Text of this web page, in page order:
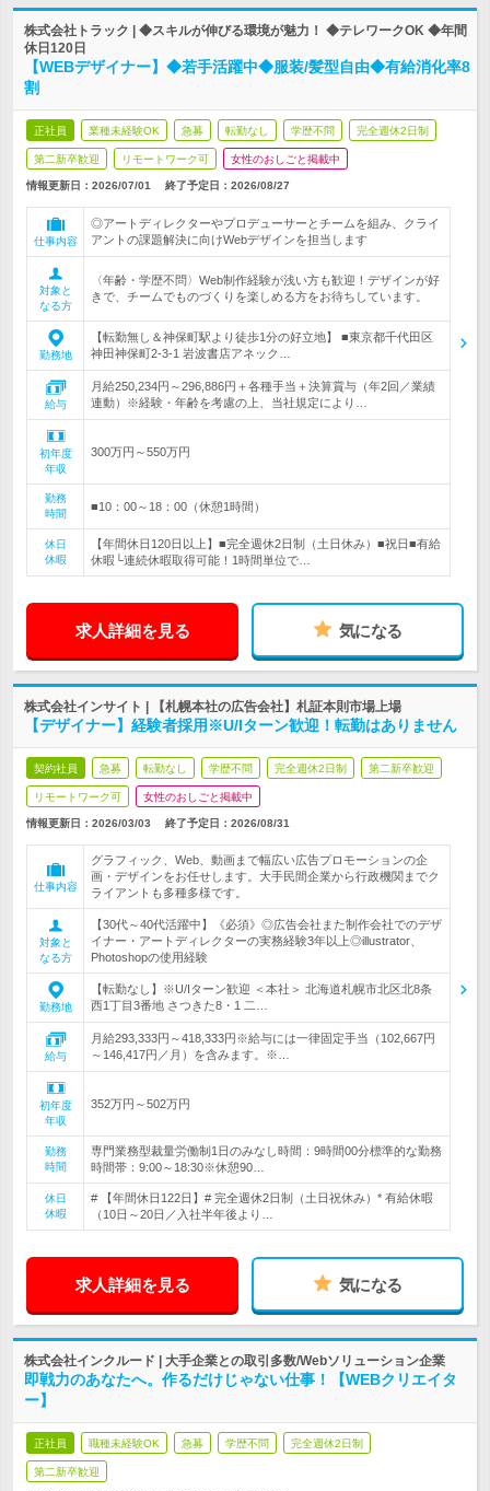
株式会社トラック | ◆スキルが伸びる環境が魅力！ ◆テレワークOK ◆年間
休日120日
【WEBデザイナー】◆若手活躍中◆服装/髪型自由◆有給消化率8
割
正社員 業種未経験OK 急募 転勤なし 学歴不問 完全週休2日制
第二新卒歓迎 リモートワーク可 女性のおしごと掲載中
情報更新日：2026/07/01 終了予定日： 2026/08/27
仕事内容
◎アートディレクターやプロデューサーとチームを組み、クライ
アントの課題解決に向けWebデザインを担当します
対象と
なる方
〈年齢・学歴不問〉Web制作経験が浅い方も歓迎！デザインが好
きで、チームでものづくりを楽しめる方をお待ちしています。
勤務地
【転勤無し＆神保町駅より徒歩1分の好立地】 ■東京都千代田区
神田神保町2-3-1 岩波書店アネック…
給与
月給250,234円～296,886円＋各種手当＋決算賞与（年2回／業績
連動）※経験・年齢を考慮の上、当社規定により…
初年度
年収
300万円～550万円
勤務
時間
■10：00～18：00（休憩1時間）
休日
休暇
【年間休日120日以上】■完全週休2日制（土日休み）■祝日■有給
休暇└連続休暇取得可能！1時間単位で…
求人詳細を見る 気になる
株式会社インサイト | 【札幌本社の広告会社】札証本則市場上場
【デザイナー】経験者採用※U/Iターン歓迎！転勤はありません
契約社員 急募 転勤なし 学歴不問 完全週休2日制 第二新卒歓迎
リモートワーク可 女性のおしごと掲載中
情報更新日：2026/03/03 終了予定日： 2026/08/31
仕事内容
グラフィック、Web、動画まで幅広い広告プロモーションの企
画・デザインをお任せします。大手民間企業から行政機関までク
ライアントも多種多様です。
対象と
なる方
【30代～40代活躍中】《必須》◎広告会社また制作会社でのデザ
イナー・アートディレクターの実務経験3年以上◎illustrator、
Photoshopの使用経験
勤務地
【転勤なし】※U/Iターン歓迎 ＜本社＞ 北海道札幌市北区北8条
西1丁目3番地 さつきた8・1 二…
給与
月給293,333円～418,333円※給与には一律固定手当（102,667円
～146,417円／月）を含みます。※…
初年度
年収
352万円～502万円
勤務
時間
専門業務型裁量労働制1日のみなし時間：9時間00分標準的な勤務
時間帯：9:00～18:30※休憩90…
休日
休暇
# 【年間休日122日】# 完全週休2日制（土日祝休み）* 有給休暇
（10日～20日／入社半年後より…
求人詳細を見る 気になる
株式会社インクルード | 大手企業との取引多数/Webソリューション企業
即戦力のあなたへ。作るだけじゃない仕事！【WEBクリエイタ
ー】
正社員 職種未経験OK 急募 学歴不問 完全週休2日制
第二新卒歓迎